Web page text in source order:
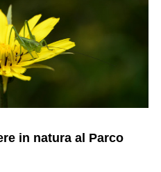
in natura al Parco